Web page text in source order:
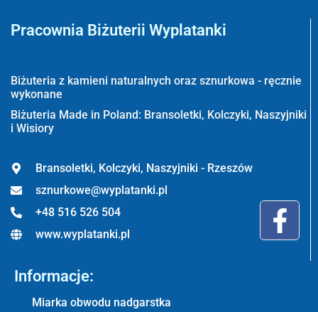
Pracownia Biżuterii Wyplatanki
Biżuteria z kamieni naturalnych oraz sznurkowa - ręcznie
wykonane
Biżuteria Made in Poland: Bransoletki, Kolczyki, Naszyjniki
i Wisiory
Bransoletki, Kolczyki, Naszyjniki - Rzeszów
sznurkowe@wyplatanki.pl
+48 516 526 504
www.wyplatanki.pl
Informacje:
Miarka obwodu nadgarstka